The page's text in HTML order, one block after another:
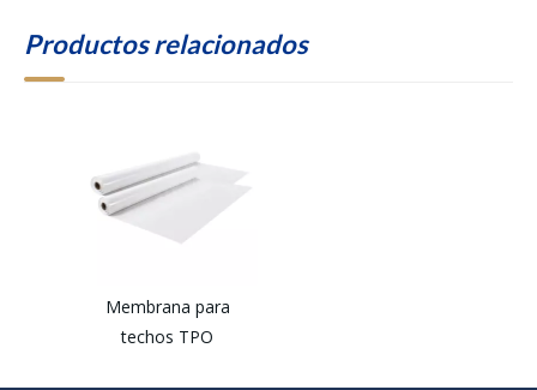
Productos relacionados
Membrana para
techos TPO